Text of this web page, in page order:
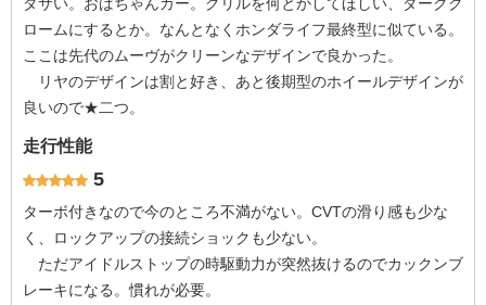
ロームにするとか。なんとなくホンダライフ最終型に似ている。
ここは先代のムーヴがクリーンなデザインで良かった。
リヤのデザインは割と好き、あと後期型のホイールデザインが
良いので★二つ。
走行性能
5
ターボ付きなので今のところ不満がない。CVTの滑り感も少な
く、ロックアップの接続ショックも少ない。
ただアイドルストップの時駆動力が突然抜けるのでカックンブ
レーキになる。慣れが必要。